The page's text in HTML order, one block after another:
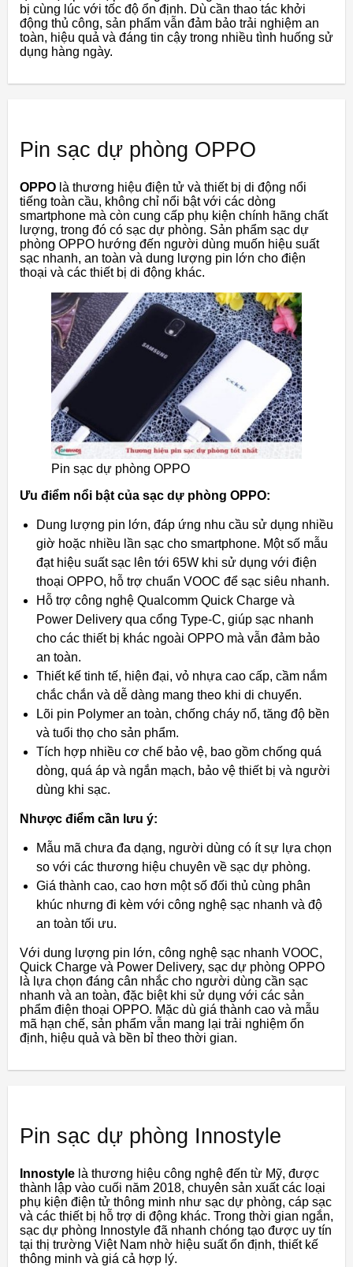
bị cùng lúc với tốc độ ổn định. Dù cần thao tác khởi
động thủ công, sản phẩm vẫn đảm bảo trải nghiệm an
toàn, hiệu quả và đáng tin cậy trong nhiều tình huống sử
dụng hàng ngày.
Pin sạc dự phòng OPPO
OPPO là thương hiệu điện tử và thiết bị di động nổi
tiếng toàn cầu, không chỉ nổi bật với các dòng
smartphone mà còn cung cấp phụ kiện chính hãng chất
lượng, trong đó có sạc dự phòng. Sản phẩm sạc dự
phòng OPPO hướng đến người dùng muốn hiệu suất
sạc nhanh, an toàn và dung lượng pin lớn cho điện
thoại và các thiết bị di động khác.
Pin sạc dự phòng OPPO
Ưu điểm nổi bật của sạc dự phòng OPPO:
Dung lượng pin lớn, đáp ứng nhu cầu sử dụng nhiều
giờ hoặc nhiều lần sạc cho smartphone. Một số mẫu
đạt hiệu suất sạc lên tới 65W khi sử dụng với điện
thoại OPPO, hỗ trợ chuẩn VOOC để sạc siêu nhanh.
Hỗ trợ công nghệ Qualcomm Quick Charge và
Power Delivery qua cổng Type-C, giúp sạc nhanh
cho các thiết bị khác ngoài OPPO mà vẫn đảm bảo
an toàn.
Thiết kế tinh tế, hiện đại, vỏ nhựa cao cấp, cầm nắm
chắc chắn và dễ dàng mang theo khi di chuyển.
Lõi pin Polymer an toàn, chống cháy nổ, tăng độ bền
và tuổi thọ cho sản phẩm.
Tích hợp nhiều cơ chế bảo vệ, bao gồm chống quá
dòng, quá áp và ngắn mạch, bảo vệ thiết bị và người
dùng khi sạc.
Nhược điểm cần lưu ý:
Mẫu mã chưa đa dạng, người dùng có ít sự lựa chọn
so với các thương hiệu chuyên về sạc dự phòng.
Giá thành cao, cao hơn một số đối thủ cùng phân
khúc nhưng đi kèm với công nghệ sạc nhanh và độ
an toàn tối ưu.
Với dung lượng pin lớn, công nghệ sạc nhanh VOOC,
Quick Charge và Power Delivery, sạc dự phòng OPPO
là lựa chọn đáng cân nhắc cho người dùng cần sạc
nhanh và an toàn, đặc biệt khi sử dụng với các sản
phẩm điện thoại OPPO. Mặc dù giá thành cao và mẫu
mã hạn chế, sản phẩm vẫn mang lại trải nghiệm ổn
định, hiệu quả và bền bỉ theo thời gian.
Pin sạc dự phòng Innostyle
Innostyle là thương hiệu công nghệ đến từ Mỹ, được
thành lập vào cuối năm 2018, chuyên sản xuất các loại
phụ kiện điện tử thông minh như sạc dự phòng, cáp sạc
và các thiết bị hỗ trợ di động khác. Trong thời gian ngắn,
sạc dự phòng Innostyle đã nhanh chóng tạo được uy tín
tại thị trường Việt Nam nhờ hiệu suất ổn định, thiết kế
thông minh và giá cả hợp lý.